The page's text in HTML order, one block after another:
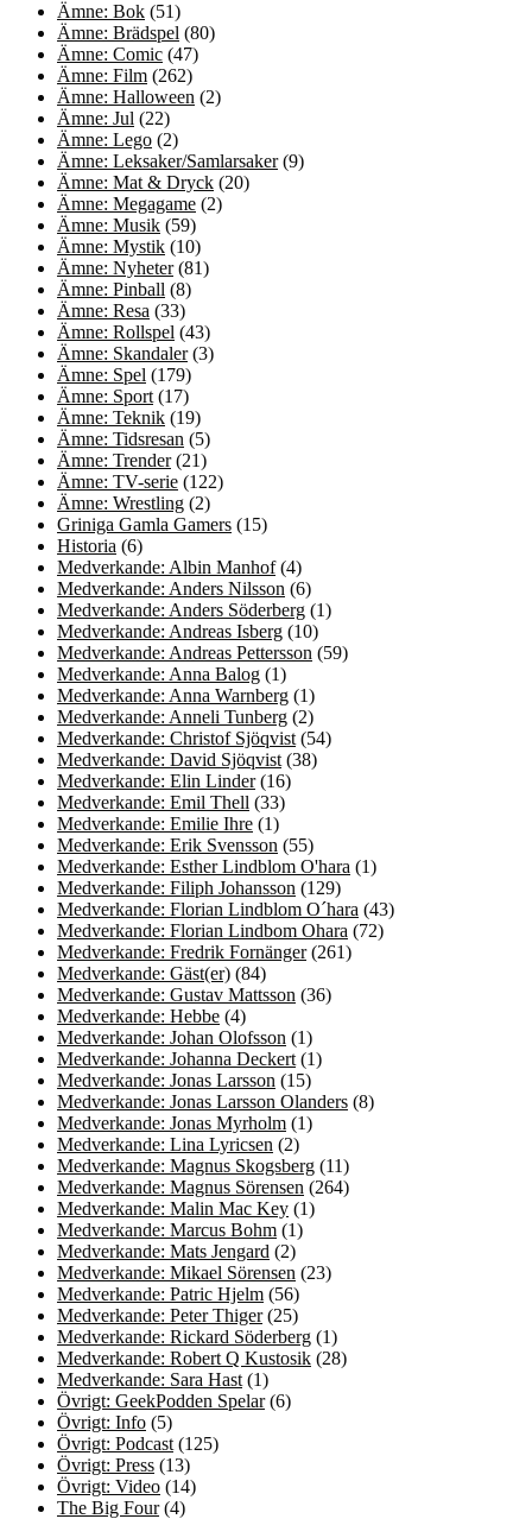
Ämne: Bok (51)
Ämne: Brädspel (80)
Ämne: Comic (47)
Ämne: Film (262)
Ämne: Halloween (2)
Ämne: Jul (22)
Ämne: Lego (2)
Ämne: Leksaker/Samlarsaker(9)
Ämne: Mat & Dryck (20)
Ämne: Megagame (2)
Ämne: Musik (59)
Ämne: Mystik (10)
Ämne: Nyheter(81)
Ämne: Pinball (8)
Ämne: Resa (33)
Ämne: Rollspel (43)
Ämne: Skandaler(3)
Ämne: Spel (179)
Ämne: Sport (17)
Ämne: Teknik (19)
Ämne: Tidsresan (5)
Ämne: Trender(21)
Ämne: TV-serie (122)
Ämne: Wrestling (2)
Griniga Gamla Gamers (15)
Historia (6)
Medverkande: Albin Manhof(4)
Medverkande: Anders Nilsson (6)
Medverkande: Anders Söderberg (1)
Medverkande: Andreas Isberg (10)
Medverkande: Andreas Pettersson (59)
Medverkande: Anna Balog (1)
Medverkande: Anna Warnberg (1)
Medverkande: Anneli Tunberg (2)
Medverkande: Christof Sjöqvist (54)
Medverkande: David Sjöqvist (38)
Medverkande: Elin Linder(16)
Medverkande: Emil Thell (33)
Medverkande: Emilie Ihre (1)
Medverkande: Erik Svensson (55)
Medverkande: Esther Lindblom O'hara (1)
Medverkande: Filiph Johansson (129)
Medverkande: Florian Lindblom O´hara (43)
Medverkande: Florian Lindbom Ohara (72)
Medverkande: Fredrik Fornänger(261)
Medverkande: Gäst(er) (84)
Medverkande: Gustav Mattsson (36)
Medverkande: Hebbe (4)
Medverkande: Johan Olofsson (1)
Medverkande: Johanna Deckert (1)
Medverkande: Jonas Larsson (15)
Medverkande: Jonas Larsson Olanders (8)
Medverkande: Jonas Myrholm (1)
Medverkande: Lina Lyricsen (2)
Medverkande: Magnus Skogsberg (11)
Medverkande: Magnus Sörensen (264)
Medverkande: Malin Mac Key (1)
Medverkande: Marcus Bohm (1)
Medverkande: Mats Jengard (2)
Medverkande: Mikael Sörensen (23)
Medverkande: Patric Hjelm (56)
Medverkande: Peter Thiger(25)
Medverkande: Rickard Söderberg (1)
Medverkande: Robert Q Kustosik (28)
Medverkande: Sara Hast (1)
Övrigt: GeekPodden Spelar(6)
Övrigt: Info (5)
Övrigt: Podcast (125)
Övrigt: Press (13)
Övrigt: Video (14)
The Big Four(4)